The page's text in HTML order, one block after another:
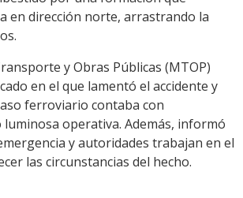
en dirección norte, arrastrando la
y Obras Públicas (MTOP)
en el que lamentó el accidente y
ferroviario contaba con
operativa. Además, informó
y autoridades trabajan en el
las circunstancias del hecho.